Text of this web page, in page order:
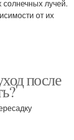
лучей.
от их
после